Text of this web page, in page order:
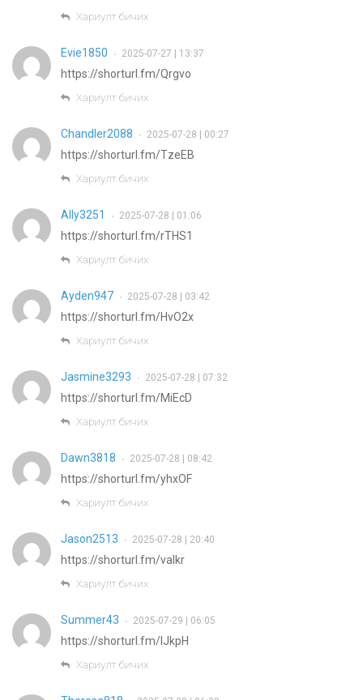
Хариулт бичих
Evie1850 • 2025-07-27 | 13:37
https://shorturl.fm/Qrgvo
Хариулт бичих
Chandler2088 • 2025-07-28 | 00:27
https://shorturl.fm/TzeEB
Хариулт бичих
Ally3251 • 2025-07-28 | 01:06
https://shorturl.fm/rTHS1
Хариулт бичих
Ayden947 • 2025-07-28 | 03:42
https://shorturl.fm/HvO2x
Хариулт бичих
Jasmine3293 • 2025-07-28 | 07:32
https://shorturl.fm/MiEcD
Хариулт бичих
Dawn3818 • 2025-07-28 | 08:42
https://shorturl.fm/yhxOF
Хариулт бичих
Jason2513 • 2025-07-28 | 20:40
https://shorturl.fm/vaIkr
Хариулт бичих
Summer43 • 2025-07-29 | 06:05
https://shorturl.fm/lJkpH
Хариулт бичих